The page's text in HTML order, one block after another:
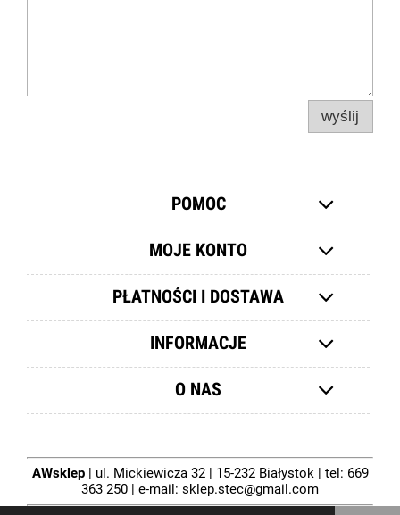
wyślij
POMOC
MOJE KONTO
PŁATNOŚCI I DOSTAWA
INFORMACJE
O NAS
AWsklep| ul. Mickiewicza 32 | 15-232 Białystok | tel: 669
363 250 | e-mail: sklep.stec@gmail.com